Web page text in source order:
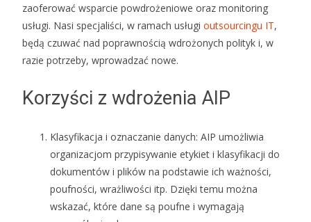
zaoferować wsparcie powdrożeniowe oraz monitoring
usługi. Nasi specjaliści, w ramach usługi outsourcingu IT,
będą czuwać nad poprawnością wdrożonych polityk i, w
razie potrzeby, wprowadzać nowe.
Korzyści z wdrożenia AIP
Klasyfikacja i oznaczanie danych: AIP umożliwia
organizacjom przypisywanie etykiet i klasyfikacji do
dokumentów i plików na podstawie ich ważności,
poufności, wrażliwości itp. Dzięki temu można
wskazać, które dane są poufne i wymagają